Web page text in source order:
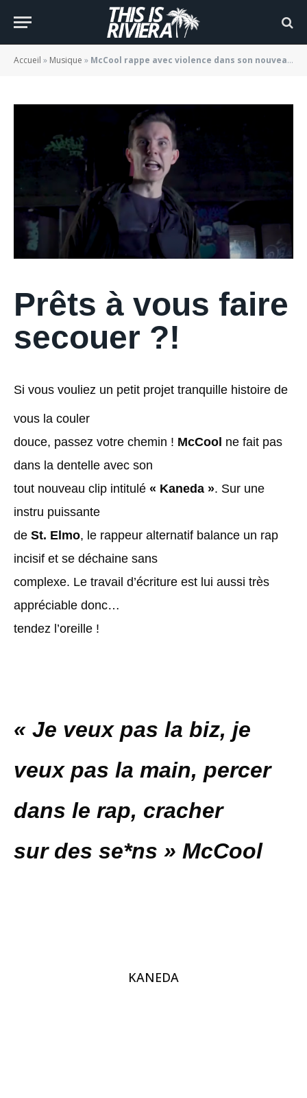
Accueil » Musique » McCool rappe avec violence dans son nouveau clip « Kaneda »
« Kaneda »
BY JADE MORGANE BLOGGER 07/09/2021
Prêts à vous faire
secouer ?!
Si vous vouliez un petit projet tranquille histoire de
vous la couler
douce, passez votre chemin ! McCool ne fait pas
dans la dentelle avec son
tout nouveau clip intitulé « Kaneda ». Sur une
instru puissante
de St. Elmo, le rappeur alternatif balance un rap
incisif et se déchaine sans
complexe. Le travail d’écriture est lui aussi très
appréciable donc…
tendez l’oreille !
« Je veux pas la biz, je
veux pas la main, percer
dans le rap, cracher
sur des se*ns » McCool
KANEDA